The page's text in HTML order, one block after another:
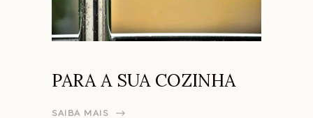
PARA A SUA COZINHA
SAIBA MAIS